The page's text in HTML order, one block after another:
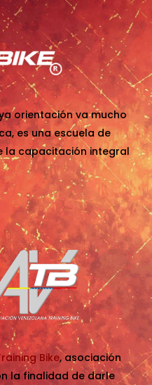
orientación va mucho
es una escuela de
la capacitación integral
Bike, asociación
la finalidad de darle